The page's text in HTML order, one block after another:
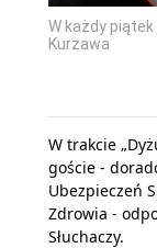
W każdy
Kurzawa
W trakcie
goście -
Ubezpieczeń
Zdrowia -
Słuchaczy.